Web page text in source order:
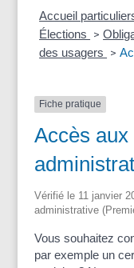
Accueil
Élections
>
des usagers
>
Fiche pratique
Accès
Vérifié le 11 janvier
administrative
Vous souhaitez
par exemple un